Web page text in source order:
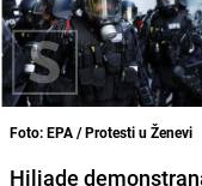
Foto: EPA / Protesti u Ženevi
Hiljade